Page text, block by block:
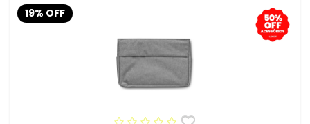
19% OFF